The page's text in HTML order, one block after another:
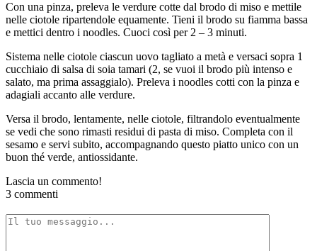
Con una pinza, preleva le verdure cotte dal brodo di miso e mettile
nelle ciotole ripartendole equamente. Tieni il brodo su fiamma bassa
e mettici dentro i noodles. Cuoci così per 2 – 3 minuti.
Sistema nelle ciotole ciascun uovo tagliato a metà e versaci sopra 1
cucchiaio di salsa di soia tamari (2, se vuoi il brodo più intenso e
salato, ma prima assaggialo). Preleva i noodles cotti con la pinza e
adagiali accanto alle verdure.
Versa il brodo, lentamente, nelle ciotole, filtrandolo eventualmente
se vedi che sono rimasti residui di pasta di miso. Completa con il
sesamo e servi subito, accompagnando questo piatto unico con un
buon thé verde, antiossidante.
Lascia un commento!
3 commenti